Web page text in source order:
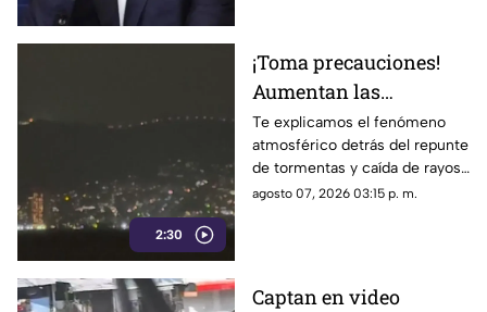
2:30
¡Toma precauciones!
Aumentan las
tormentas eléctricas y
lluvias intensas en
Acapulco
Te explicamos el fenómeno
atmosférico detrás del repunte
de tormentas y caída de rayos
en el puerto.
agosto 07, 2026 03:15 p. m.
Captan en video